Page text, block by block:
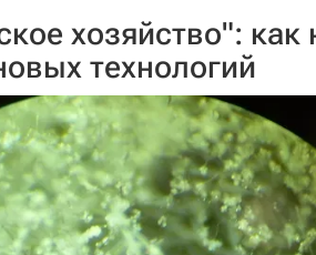
хозяйство":
технологий